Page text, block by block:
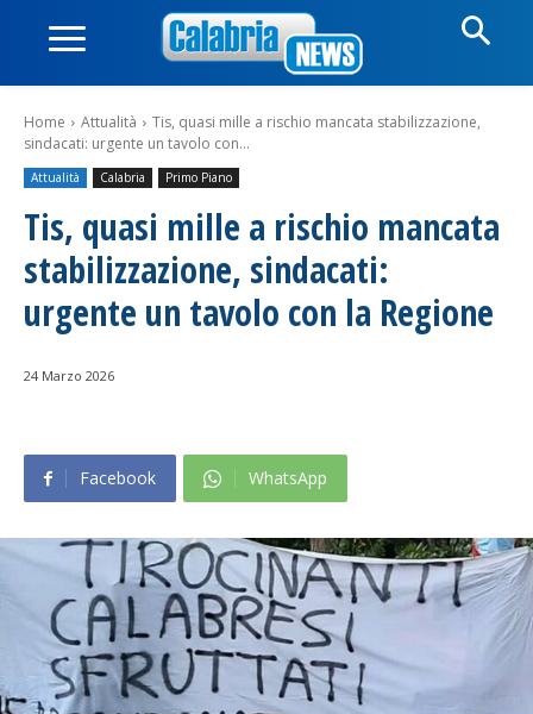
Home Attualità
Tis, quasi mille a rischio mancata stabilizzazione,
sindacati: urgente un tavolo con...
Attualità Calabria Primo Piano
Tis, quasi mille a rischio mancata
stabilizzazione, sindacati:
urgente un tavolo con la Regione
24 Marzo 2026
Facebook WhatsApp